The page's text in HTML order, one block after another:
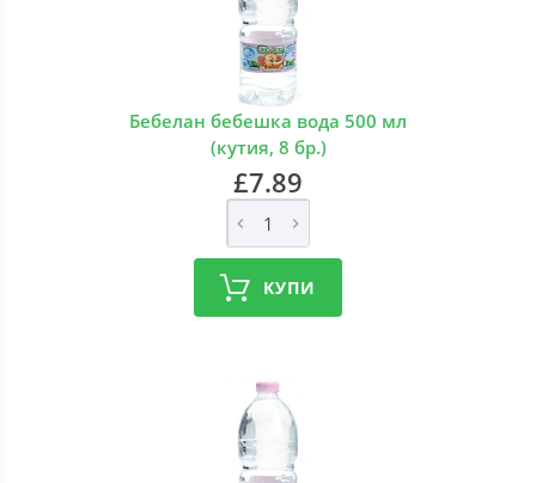
Бебелан бебешка вода 500 мл
(кутия, 8 бр.)
£7.89
КУПИ